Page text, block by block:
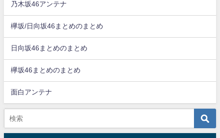
乃木坂46アンテナ
欅坂/日向坂46まとめのまとめ
日向坂46まとめのまとめ
欅坂46まとめのまとめ
面白アンテナ